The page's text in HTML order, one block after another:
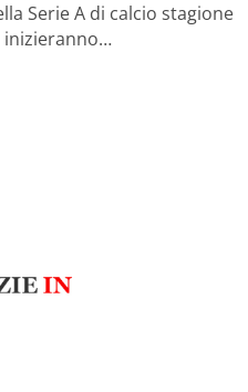
Serie A di calcio stagione
inizieranno…